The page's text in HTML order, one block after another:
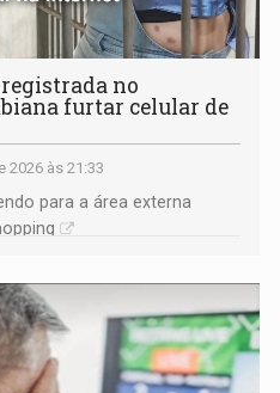
registrada no
furtar celular de
2026 às 21:33
para a área externa